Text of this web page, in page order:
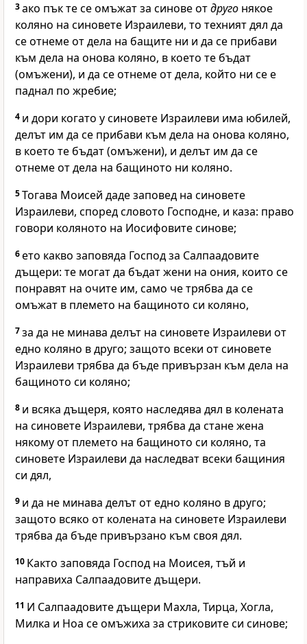
3ако пък те се омъжат за синове отдруго някое
коляно на синовете Израилеви, то техният дял да
се отнеме от дела на бащите ни и да се прибави
към дела на онова коляно, в което те бъдат
(омъжени), и да се отнеме от дела, който ни се е
паднал по жребие;
4 и дори когато у синовете Израилеви има юбилей,
делът им да се прибави към дела на онова коляно,
в което те бъдат (омъжени), и делът им да се
отнеме от дела на бащиното ни коляно.
5Тогава Моисей даде заповед на синовете
Израилеви, според словото Господне, и каза: право
говори коляното на Иосифовите синове;
6ето какво заповяда Господ за Салпаадовите
дъщери: те могат да бъдат жени на ония, които се
понравят на очите им, само че трябва да се
омъжат в племето на бащиното си коляно,
7за да не минава делът на синовете Израилеви от
едно коляно в друго; защото всеки от синовете
Израилеви трябва да бъде привързан към дела на
бащиното си коляно;
8 и всяка дъщеря, която наследява дял в колената
на синовете Израилеви, трябва да стане жена
някому от племето на бащиното си коляно, та
синовете Израилеви да наследват всеки бащиния
си дял,
9 и да не минава делът от едно коляно в друго;
защото всяко от колената на синовете Израилеви
трябва да бъде привързано към своя дял.
10 Както заповяда Господ на Моисея, тъй и
направиха Салпаадовите дъщери.
11 И Салпаадовите дъщери Махла, Тирца, Хогла,
Милка и Ноа се омъжиха за стриковите си синове;